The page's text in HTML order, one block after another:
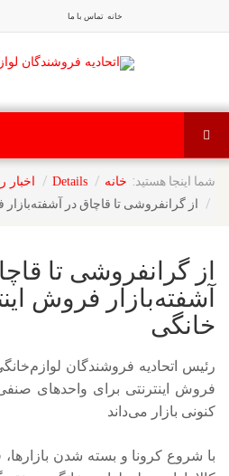
خانه تماس با ما
شما اینجا هستید: خانه Details اخبار
از گرانفروشی تا قاچاق در
از گرانفروشی تا
آشفته‌بازار فروش
خانگی
رئیس اتحادیه فروشندگان
فروش اینترنتی برای واحدهای صنفی
کنونی بازار می‌داند
با شروع کرونا و بسته شدن